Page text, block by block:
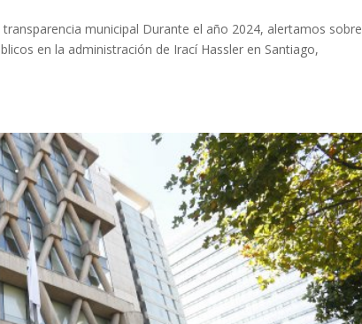
municipal Durante el año 2024, alertamos sobre
en la administración de Irací Hassler en Santiago,